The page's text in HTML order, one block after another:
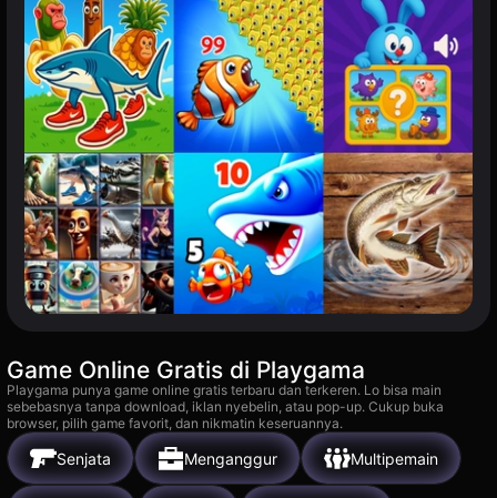
Game Online Gratis di Playgama
Playgama punya game online gratis terbaru dan terkeren. Lo bisa main
sebebasnya tanpa download, iklan nyebelin, atau pop-up. Cukup buka
browser, pilih game favorit, dan nikmatin keseruannya.
Senjata Menganggur Multipemain